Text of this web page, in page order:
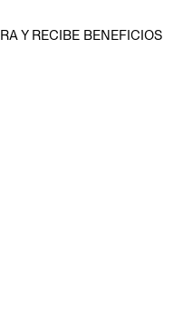
Y RECIBE BENEFICIOS